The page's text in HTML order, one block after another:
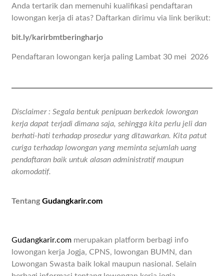
Anda tertarik dan memenuhi kualifikasi pendaftaran
lowongan kerja di atas? Daftarkan dirimu via link berikut:
bit.ly/karirbmtberingharjo
Pendaftaran lowongan kerja paling Lambat 30 mei 2026
Disclaimer : Segala bentuk penipuan berkedok lowongan
kerja dapat terjadi dimana saja, sehingga kita perlu jeli dan
berhati-hati terhadap prosedur yang ditawarkan. Kita patut
curiga terhadap lowongan yang meminta sejumlah uang
pendaftaran baik untuk alasan administratif maupun
akomodatif.
TentangGudangkarir.com
Gudangkarir.com merupakan platform berbagi info
lowongan kerja Jogja, CPNS, lowongan BUMN, dan
Lowongan Swasta baik lokal maupun nasional. Selain